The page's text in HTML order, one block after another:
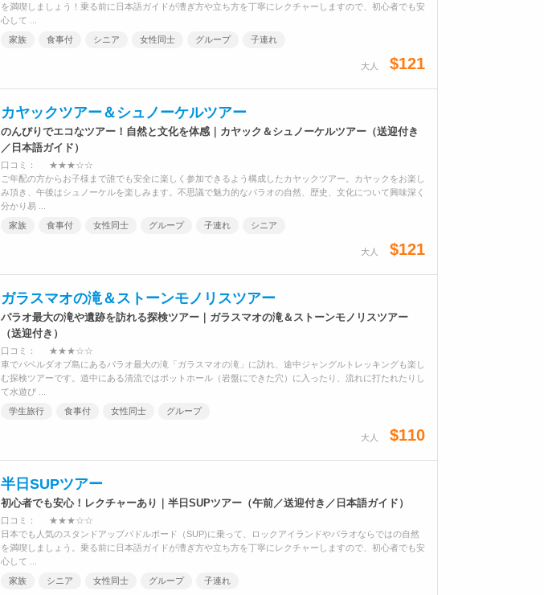
を満喫しましょう！乗る前に日本語ガイドが漕ぎ方や立ち方を丁寧にレクチャーしますので、初心者でも安
心して ...
家族
食事付 シニア 女性同士 グループ 子連れ
大人 $121
カヤックツアー＆シュノーケルツアー
のんびりでエコなツアー！自然と文化を体感｜カヤック＆シュノーケルツアー（送迎付き
／日本語ガイド）
口コミ：
★★★☆☆
ご年配の方からお子様まで誰でも安全に楽しく参加できるよう構成したカヤックツアー。カヤックをお楽し
み頂き、午後はシュノーケルを楽しみます。不思議で魅力的なパラオの自然、歴史、文化について興味深く
分かり易 ...
家族
食事付 女性同士 グループ 子連れ シニア
大人 $121
ガラスマオの滝＆ストーンモノリスツアー
パラオ最大の滝や遺跡を訪れる探検ツアー｜ガラスマオの滝＆ストーンモノリスツアー
（送迎付き）
口コミ：
★★★☆☆
車でバベルダオブ島にあるパラオ最大の滝「ガラスマオの滝」に訪れ、途中ジャングルトレッキングも楽し
む探検ツアーです。道中にある清流ではポットホール（岩盤にできた穴）に入ったり、流れに打たれたりし
て水遊び ...
学生旅行
食事付 女性同士 グループ
大人 $110
半日SUPツアー
初心者でも安心！レクチャーあり｜半日SUPツアー（午前／送迎付き／日本語ガイド）
口コミ：
★★★☆☆
日本でも人気のスタンドアップパドルボード（SUP)に乗って、ロックアイランドやパラオならではの自然
を満喫しましょう。乗る前に日本語ガイドが漕ぎ方や立ち方を丁寧にレクチャーしますので、初心者でも安
心して ...
家族
シニア 女性同士 グループ 子連れ